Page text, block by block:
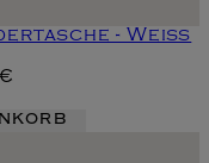
- Weiß